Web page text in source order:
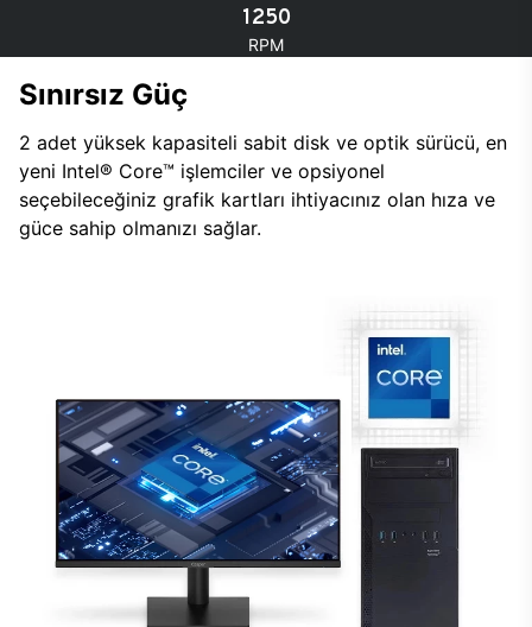
1250
RPM
Sınırsız Güç
2 adet yüksek kapasiteli sabit disk ve optik sürücü, en
yeni Intel® Core™ işlemciler ve opsiyonel
seçebileceğiniz grafik kartları ihtiyacınız olan hıza ve
güce sahip olmanızı sağlar.